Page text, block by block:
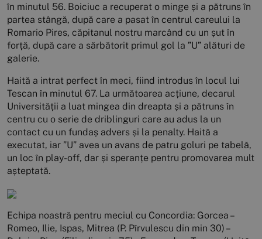
în minutul 56. Boiciuc a recuperat o minge și a pătruns în
partea stângă, după care a pasat în centrul careului la
Romario Pires, căpitanul nostru marcând cu un șut în
forță, după care a sărbătorit primul gol la ”U” alături de
galerie.
Haită a intrat perfect în meci, fiind introdus în locul lui
Tescan în minutul 67. La următoarea acțiune, decarul
Universității a luat mingea din dreapta și a pătruns în
centru cu o serie de driblinguri care au adus la un
contact cu un fundaș advers și la penalty. Haită a
executat, iar ”U” avea un avans de patru goluri pe tabelă,
un loc în play-off, dar și speranțe pentru promovarea mult
așteptată.
Echipa noastră pentru meciul cu Concordia: Gorcea –
Romeo, Ilie, Ispas, Mitrea (P. Pîrvulescu din min 30) –